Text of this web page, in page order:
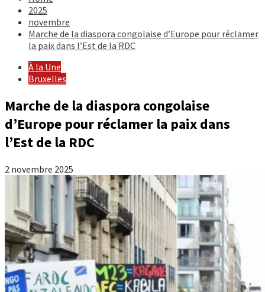
2025
novembre
Marche de la diaspora congolaise d’Europe pour réclamer
la paix dans l’Est de la RDC
À la Une
Bruxelles
Marche de la diaspora congolaise
d’Europe pour réclamer la paix dans
l’Est de la RDC
2 novembre 2025